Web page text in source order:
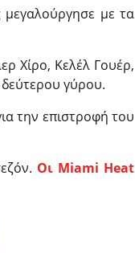
μεγαλούργησε με τα
Χίρο, Κελέλ Γουέρ,
δεύτερου γύρου.
την επιστροφή του
Οι Miami Heat